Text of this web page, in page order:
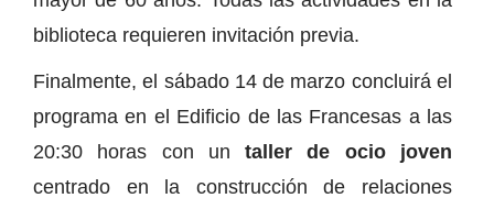
biblioteca requieren invitación previa.
Finalmente, el sábado 14 de marzo concluirá el
programa en el Edificio de las Francesas a las
20:30 horas con untaller de ocio joven
centrado en la construcción de relaciones